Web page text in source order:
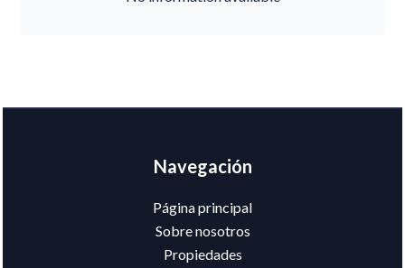
Navegación
Página principal
Sobre nosotros
Propiedades